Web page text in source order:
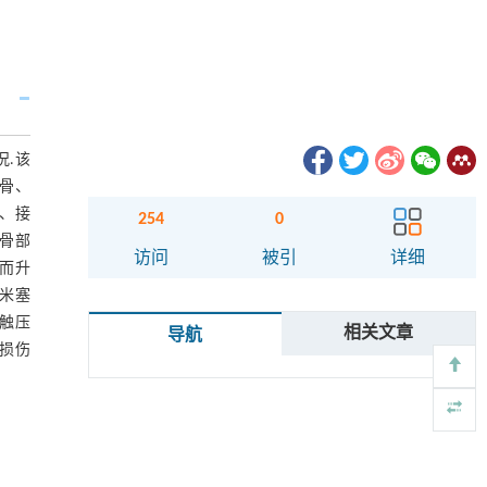
.该
、
接
部
升
塞
压
伤
254
访问
0
被引 详细
导航 相关文章